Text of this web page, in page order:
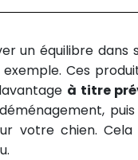
un équilibre dans
exemple. Ces
à titre
votre chien.